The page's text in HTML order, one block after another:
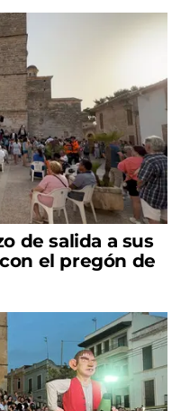
de salida a sus
el pregón de